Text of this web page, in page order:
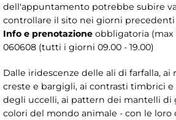
dell'appuntamento potrebbe subire
controllare il sito nei giorni precedenti
Info e prenotazione obbligatoria (max
060608 (tutti i giorni 09.00 - 19.00)
Dalle iridescenze delle ali di farfalla, ai
creste e bargigli, ai contrasti timbrici
degli uccelli, ai pattern dei mantelli di
colori del mondo animale - con le loro